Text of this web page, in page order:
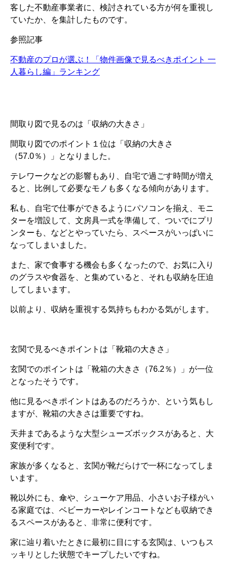
客した不動産事業者に、検討されている方が何を重視し
ていたか、を集計したものです。
参照記事
不動産のプロが選ぶ！「物件画像で見るべきポイント 一
人暮らし編」ランキング
間取り図で見るのは「収納の大きさ」
間取り図でのポイント１位は「収納の大きさ
（57.0％）」となりました。
テレワークなどの影響もあり、自宅で過ごす時間が増え
ると、比例して必要なモノも多くなる傾向があります。
私も、自宅で仕事ができるようにパソコンを揃え、モニ
ターを増設して、文房具一式を準備して、ついでにプリ
ンターも、などとやっていたら、スペースがいっぱいに
なってしまいました。
また、家で食事する機会も多くなったので、お気に入り
のグラスや食器を、と集めていると、それも収納を圧迫
してしまいます。
以前より、収納を重視する気持ちもわかる気がします。
玄関で見るべきポイントは「靴箱の大きさ」
玄関でのポイントは「靴箱の大きさ（76.2％）」が一位
となったそうです。
他に見るべきポイントはあるのだろうか、という気もし
ますが、靴箱の大きさは重要ですね。
天井まであるような大型シューズボックスがあると、大
変便利です。
家族が多くなると、玄関が靴だらけで一杯になってしま
います。
靴以外にも、傘や、シューケア用品、小さいお子様がい
る家庭では、ベビーカーやレインコートなども収納でき
るスペースがあると、非常に便利です。
家に辿り着いたときに最初に目にする玄関は、いつもス
ッキリとした状態でキープしたいですね。